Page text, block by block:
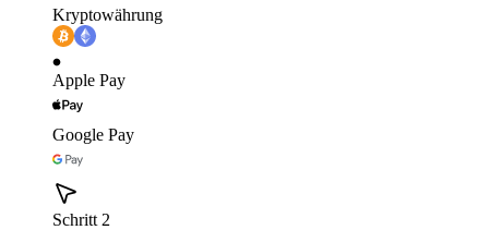
Kryptowährung
Apple Pay
Google Pay
Schritt 2